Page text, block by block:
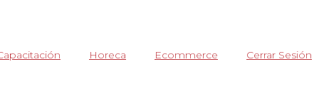
Horeca Ecommerce Cerrar Sesión